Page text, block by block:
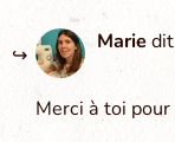
Marie
Merci à toi